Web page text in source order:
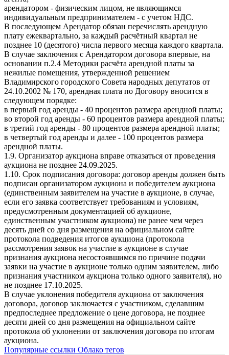
арендатором - физическим лицом, не являющимся
индивидуальным предпринимателем - с учетом НДС.
В последующем Арендатор обязан перечислять арендную
плату ежеквартально, за каждый расчётный квартал не
позднее 10 (десятого) числа первого месяца каждого квартала.
В случае заключения с Арендатором договора впервые, на
основании п.2.4 Методики расчёта арендной платы за
нежилые помещения, утвержденной решением
Владимирского городского Совета народных депутатов от
24.10.2002 № 170, арендная плата по Договору вносится в
следующем порядке:
в первый год аренды - 40 процентов размера арендной платы;
во второй год аренды - 60 процентов размера арендной платы;
в третий год аренды - 80 процентов размера арендной платы;
в четвертый год аренды и далее - 100 процентов размера
арендной платы.
1.9. Организатор аукциона вправе отказаться от проведения
аукциона не позднее 24.09.2025.
1.10. Срок подписания договора: договор аренды должен быть
подписан организатором аукциона и победителем аукциона
(единственным заявителем на участие в аукционе, в случае,
если его заявка соответствует требованиям и условиям,
предусмотренным документацией об аукционе,
единственным участником аукциона) не ранее чем через
десять дней со дня размещения на официальном сайте
протокола подведения итогов аукциона (протокола
рассмотрения заявок на участие в аукционе в случае
признания аукциона несостоявшимся по причине подачи
заявки на участие в аукционе только одним заявителем, либо
признания участником аукциона только одного заявителя), но
не позднее 17.10.2025.
В случае уклонения победителя аукциона от заключения
договора, договор заключается с участником, сделавшим
предпоследнее предложение о цене договора, не позднее
десяти дней со дня размещения на официальном сайте
протокола об уклонении от заключения договора по итогам
аукциона.
Популярные ссылки Облако тегов